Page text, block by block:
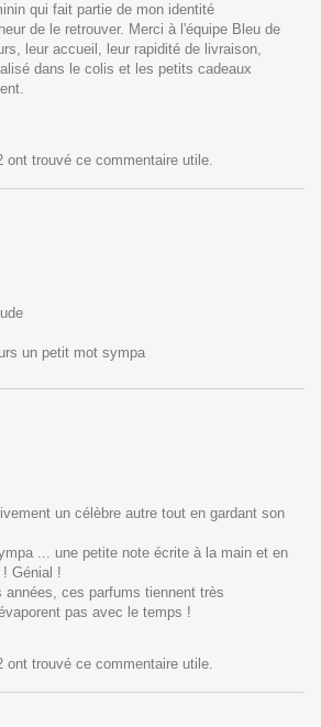
qui fait partie de mon identité
de le retrouver. Merci à l'équipe Bleu de
leur accueil, leur rapidité de livraison,
dans le colis et les petits cadeaux
ont trouvé ce commentaire utile.
un petit mot sympa
un célèbre autre tout en gardant son
... une petite note écrite à la main et en
Génial !
années, ces parfums tiennent très
pas avec le temps !
ont trouvé ce commentaire utile.